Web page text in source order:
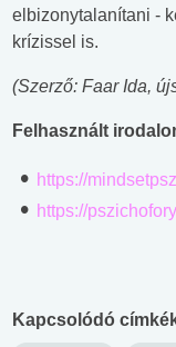
elbizonytalanítani -
krízissel is.
(Szerző: Faar Ida,
Felhasznált
https://
https://
Kapcsolódó